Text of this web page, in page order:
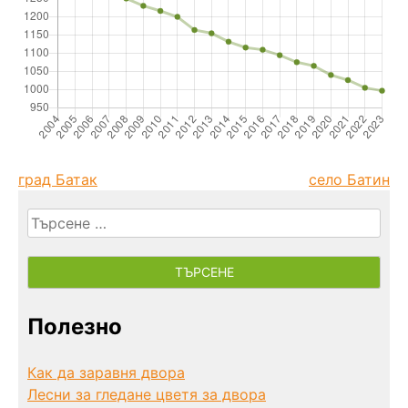
град Батак село Батин
Търсене
за:
Полезно
Как да заравня двора
Лесни за гледане цветя за двора